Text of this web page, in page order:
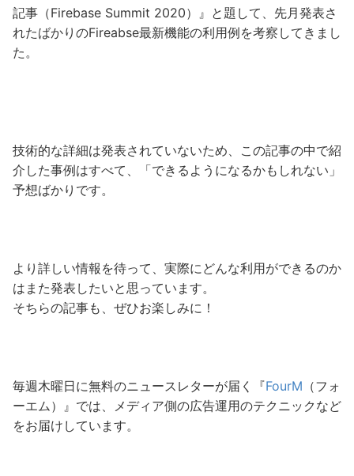
記事（Firebase Summit 2020）』と題して、先月発表さ
れたばかりのFireabse最新機能の利用例を考察してきまし
た。
技術的な詳細は発表されていないため、この記事の中で紹
介した事例はすべて、「できるようになるかもしれない」
予想ばかりです。
より詳しい情報を待って、実際にどんな利用ができるのか
はまた発表したいと思っています。
そちらの記事も、ぜひお楽しみに！
毎週木曜日に無料のニュースレターが届く『FourM （フォ
ーエム）』では、メディア側の広告運用のテクニックなど
をお届けしています。